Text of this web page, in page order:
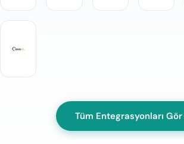
Tüm Entegrasyonları Gör